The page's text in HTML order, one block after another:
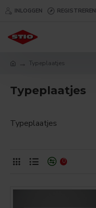
INLOGGEN REGISTREREN
Typeplaatjes
Typeplaatjes
Typeplaatjes
0